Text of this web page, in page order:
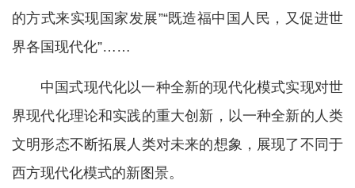
的方式来实现国家发展”“既造福中国人民，又促进世
界各国现代化”……
中国式现代化以一种全新的现代化模式实现对世
界现代化理论和实践的重大创新，以一种全新的人类
文明形态不断拓展人类对未来的想象，展现了不同于
西方现代化模式的新图景。